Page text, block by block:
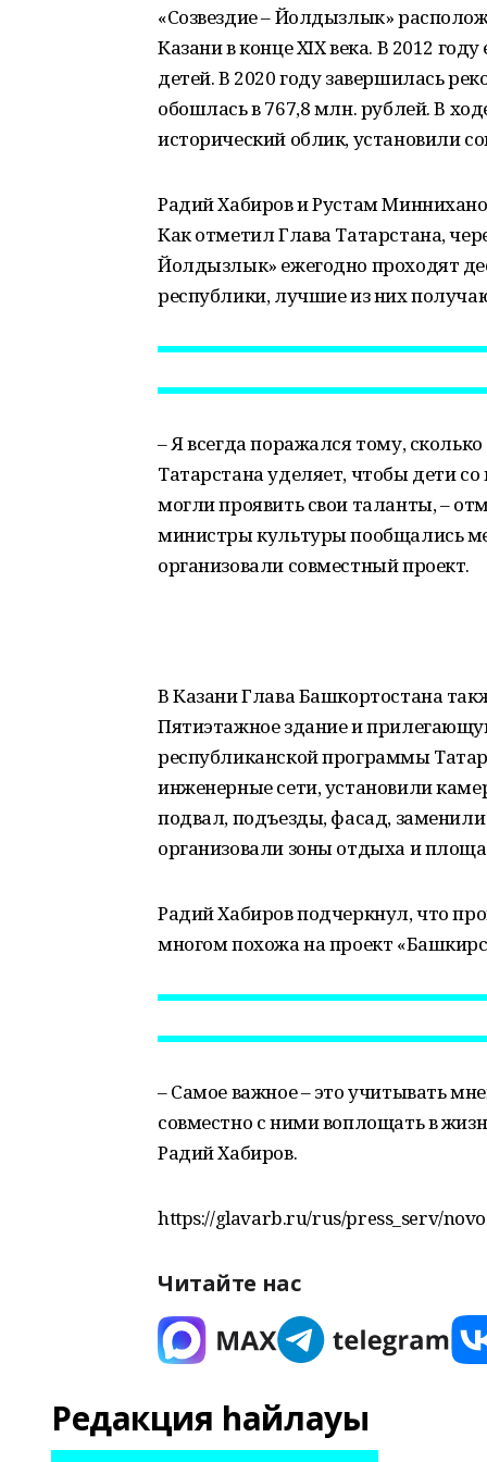
«Созвездие – Йолдызлык»
Казани в конце XIX века. В 2012
детей. В 2020 году завершилась
обошлась в 767,8 млн. рублей. В
исторический облик, установили
Радий Хабиров и Рустам
Как отметил Глава Татарстана,
Йолдызлык» ежегодно проходят
республики, лучшие из них
– Я всегда поражался тому,
Татарстана уделяет, чтобы дети
могли проявить свои таланты, –
министры культуры пообщались
организовали совместный проект.
В Казани Глава Башкортостана
Пятиэтажное здание и
республиканской программы
инженерные сети, установили
подвал, подъезды, фасад,
организовали зоны отдыха и
Радий Хабиров подчеркнул, что
многом похожа на проект
– Самое важное – это учитывать
совместно с ними воплощать в
Радий Хабиров.
https://glavarb.ru/rus/press_serv/
Читайте нас
Редакция һайлауы